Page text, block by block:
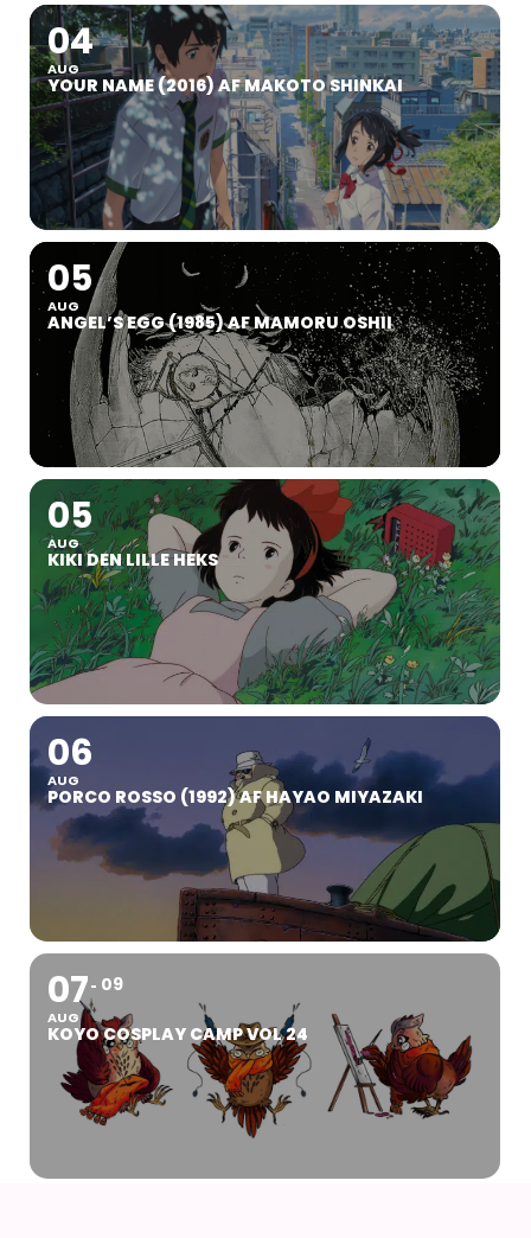
04
AUG
YOUR NAME (2016) AF MAKOTO SHINKAI
05
AUG
ANGEL’S EGG (1985) AF MAMORU OSHII
05
AUG
KIKI DEN LILLE HEKS
06
AUG
PORCO ROSSO (1992) AF HAYAO MIYAZAKI
07
AUG
09
KOYO COSPLAY CAMP VOL 24